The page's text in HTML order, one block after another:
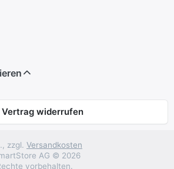
Vertrag widerrufen
zzgl. Versandkosten
AG © 2026
vorbehalten.